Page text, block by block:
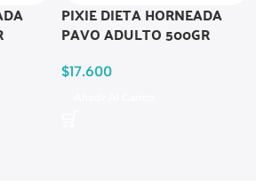
PIXIE DIETA HORNEADA
PAVO ADULTO 500GR
$17.600